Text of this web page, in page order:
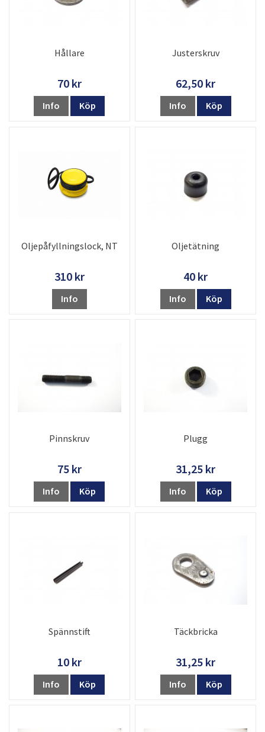
Hållare
70 kr
Info Köp
Justerskruv
62,50 kr
Info Köp
Oljepåfyllningslock, NT
310 kr
Info
Oljetätning
40 kr
Info Köp
Pinnskruv
75 kr
Info Köp
Plugg
31,25 kr
Info Köp
Spännstift
10 kr
Info Köp
Täckbricka
31,25 kr
Info Köp